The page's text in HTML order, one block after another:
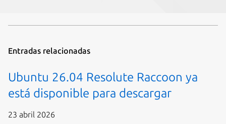
Entradas relacionadas
Ubuntu 26.04 Resolute Raccoon ya
está disponible para descargar
23 abril 2026